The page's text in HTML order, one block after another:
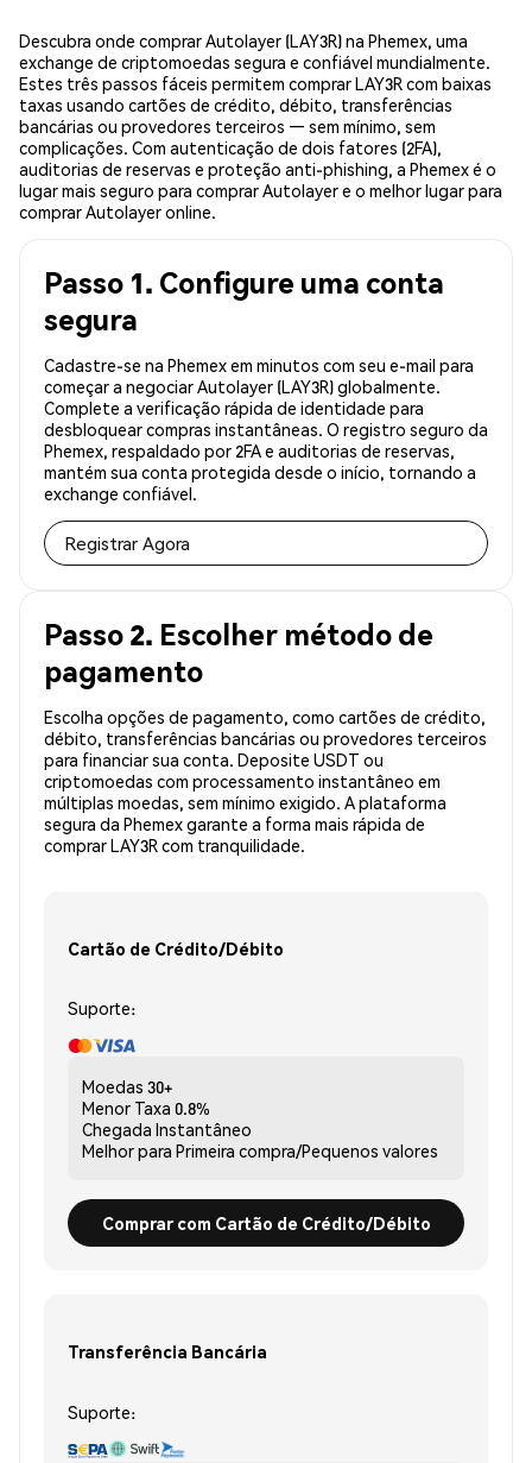
Descubra onde comprar Autolayer (LAY3R) na Phemex, uma
exchange de criptomoedas segura e confiável mundialmente.
Estes três passos fáceis permitem comprar LAY3R com baixas
taxas usando cartões de crédito, débito, transferências
bancárias ou provedores terceiros — sem mínimo, sem
complicações. Com autenticação de dois fatores (2FA),
auditorias de reservas e proteção anti-phishing, a Phemex é o
lugar mais seguro para comprar Autolayer e o melhor lugar para
comprar Autolayer online.
Passo 1. Configure uma conta
segura
Cadastre-se na Phemex em minutos com seu e-mail para
começar a negociar Autolayer (LAY3R) globalmente.
Complete a verificação rápida de identidade para
desbloquear compras instantâneas. O registro seguro da
Phemex, respaldado por 2FA e auditorias de reservas,
mantém sua conta protegida desde o início, tornando a
exchange confiável.
Registrar Agora
Passo 2. Escolher método de
pagamento
Escolha opções de pagamento, como cartões de crédito,
débito, transferências bancárias ou provedores terceiros
para financiar sua conta. Deposite USDT ou
criptomoedas com processamento instantâneo em
múltiplas moedas, sem mínimo exigido. A plataforma
segura da Phemex garante a forma mais rápida de
comprar LAY3R com tranquilidade.
Cartão de Crédito/Débito
Suporte:
Moedas 30+
Menor Taxa 0.8%
Chegada Instantâneo
Melhor para Primeira compra/Pequenos valores
Comprar com Cartão de Crédito/Débito
Transferência Bancária
Suporte: